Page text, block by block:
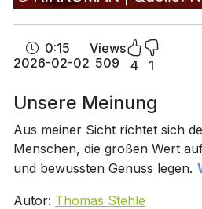
0:15
2026-02-02
Views
509
4 1
Unsere Meinung
Aus meiner Sicht richtet sich
Menschen, die großen Wert
und bewussten Genuss legen.
Autor: Thomas Stehle